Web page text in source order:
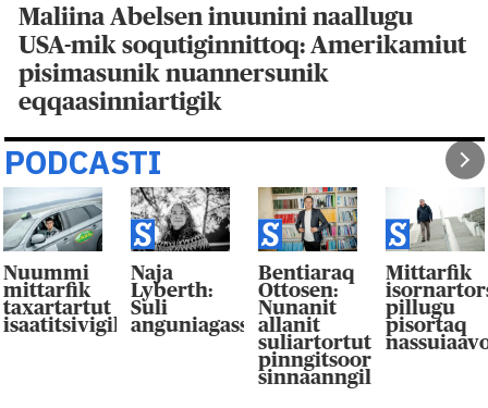
Maliina Abelsen inuunini naallugu
USA-mik soqutiginnittoq: Amerikamiut
pisimasunik nuannersunik
eqqaasinniartigik
PODCASTI
Nuummi
mittarfik
taxartartut
isaatitsivigilluarpaat
Naja
Lyberth:
Suli
anguniagassaqaqaagut
Bentiaraq
Ottosen:
Nunanit
allanit
suliartortut
pinngitsoor-
Mittarfik
pillugu
pisortaq